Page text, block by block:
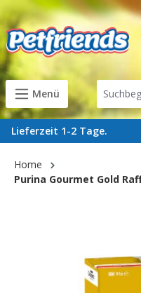
content
Menü
Lieferzeit 1-2 Tage.
Home
Purina Gourmet Gold